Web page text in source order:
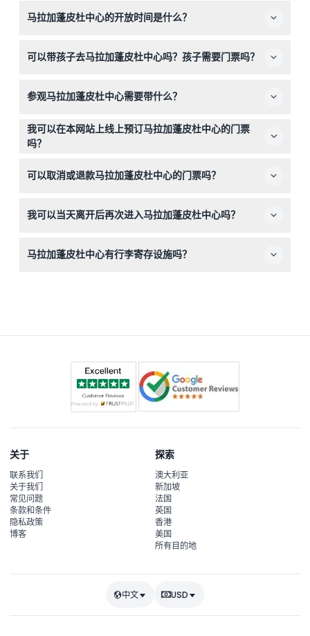
马拉加蓬皮杜中心的开放时间是什么？
上8:00，最晚入场时间为闭馆前30分钟。周二、12月25日
可以带孩子去马拉加蓬皮杜中心吗？孩子需要门票吗？
家享受文化体验的好选择。
参观马拉加蓬皮杜中心需要带什么？
请携带手机上的电子票或入场确认，并下载电子手册以进行
自助导览。请注意，瓶子、激光器及其他危险物品禁止携
带。
我可以在本网站上线上预订马拉加蓬皮杜中心的门票
吗？
心门票的安全便捷预订。
可以取消或退款马拉加蓬皮杜中心的门票吗？
确认您的计划。
我可以当天离开后再次进入马拉加蓬皮杜中心吗？
皮杜中心。
马拉加蓬皮杜中心有行李寄存设施吗？
关于
联系我们
关于我们
常见问题
条款和条件
隐私政策
博客
探索
澳大利亚
新加坡
法国
英国
香港
美国
所有目的地
中文 USD